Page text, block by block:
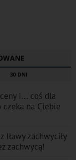
30 DNI
i... coś dla
na Ciebie
Iławy zachwyciły
zachwycą!